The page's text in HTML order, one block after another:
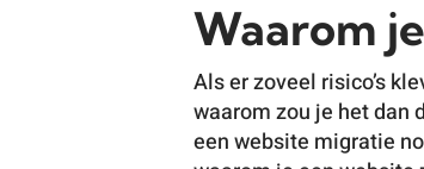
Waarom
Als er zoveel risico’s
waarom zou je het dan
een website migratie